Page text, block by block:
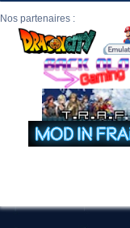
Nos partenaires :